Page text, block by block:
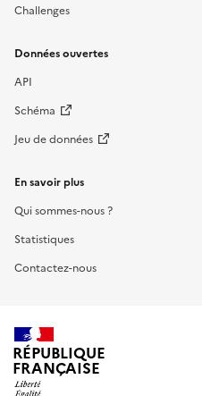
Challenges
Données ouvertes
API
Schéma
Jeu de données
En savoir plus
Qui sommes-nous ?
Statistiques
Contactez-nous
RÉPUBLIQUE
FRANÇAISE